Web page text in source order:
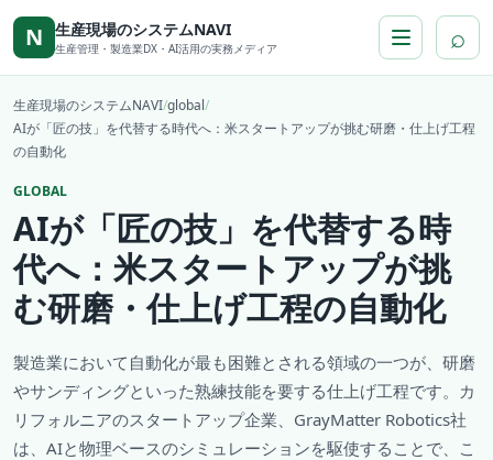
本文へ移動
N 生産現場のシステムNAVI
生産管理・製造業DX・AI活用の実務メディア ⌕
生産現場のシステムNAVI/global/
AIが「匠の技」を代替する時代へ：米スタートアップが挑む研磨・仕上げ工程
の自動化
GLOBAL
AIが「匠の技」を代替する時
代へ：米スタートアップが挑
む研磨・仕上げ工程の自動化
製造業において自動化が最も困難とされる領域の一つが、研磨
やサンディングといった熟練技能を要する仕上げ工程です。カ
リフォルニアのスタートアップ企業、GrayMatter Robotics社
は、AIと物理ベースのシミュレーションを駆使することで、こ